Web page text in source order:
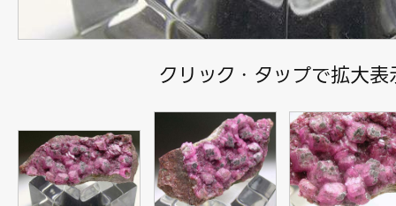
クリック・タップで拡大表